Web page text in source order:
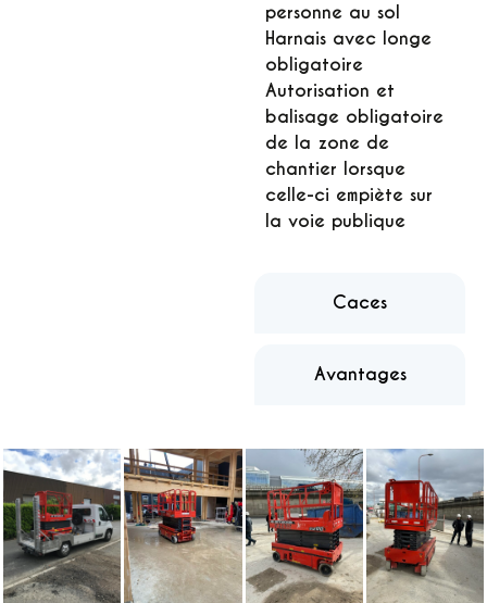
Caces
Avantages
personne au sol
Harnais avec longe
obligatoire
Autorisation et
balisage obligatoire
de la zone de
chantier lorsque
celle-ci empiète sur
la voie publique